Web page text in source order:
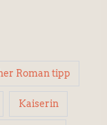
Roman tipp
Kaiserin